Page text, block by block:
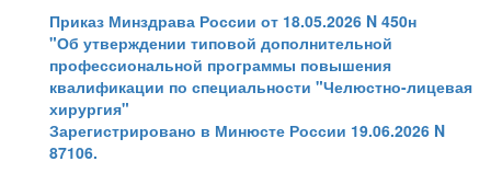
Приказ Минздрава России от 18.05.2026 N 450н
"Об утверждении типовой дополнительной
профессиональной программы повышения
квалификации по специальности "Челюстно-лицевая
хирургия"
Зарегистрировано в Минюсте России 19.06.2026 N
87106.